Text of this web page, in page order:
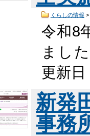
くらしの情報 >
令和8
まし
更新
新発
事務